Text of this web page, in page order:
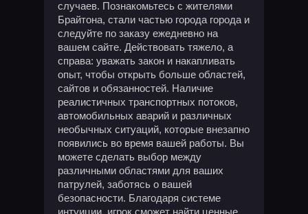
случаев. Познакомьтесь с жителями
Брайтона, стали частью города города и
следуйте по заказу ежедневно на
вашем сайте. Действовать тяжело, а
справа: уважать закон и накапливать
опыт, чтобы открыть больше областей,
сайтов и обязанностей. Наличие
реалистичных транспортных потоков,
автомобильных аварий и различных
необычных ситуаций, которые внезапно
появились во время вашей работы. Вы
можете сделать выбор между
различными областями для ваших
патрулей, заботясь о вашей
безопасности. Благодаря системе
интуиции, игрок сможет найти ценные